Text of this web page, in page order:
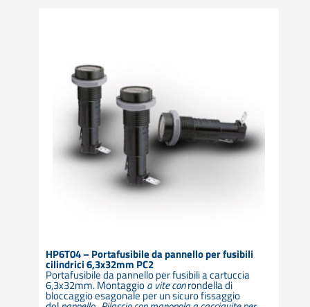
HP6T04 – Portafusibile da pannello per fusibili
cilindrici 6,3x32mm PC2
Portafusibile da pannello per fusibili a cartuccia
6,3x32mm. Montaggioa vite conrondella di
bloccaggio esagonale per un sicuro fissaggio